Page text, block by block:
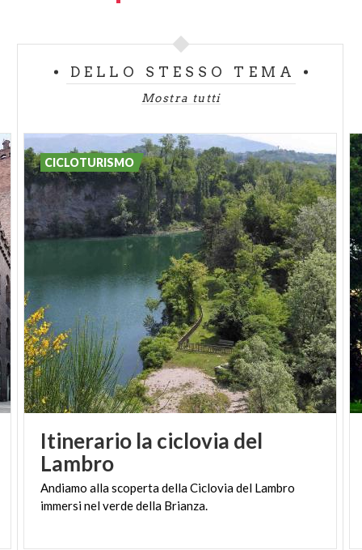
DELLO STESSO TEMA
Mostra tutti
Itinerario la ciclovia del
Lambro
Andiamo allascopertadellaCicloviadel Lambro
immersinelverdedella Brianza.
CICLOTURISMO